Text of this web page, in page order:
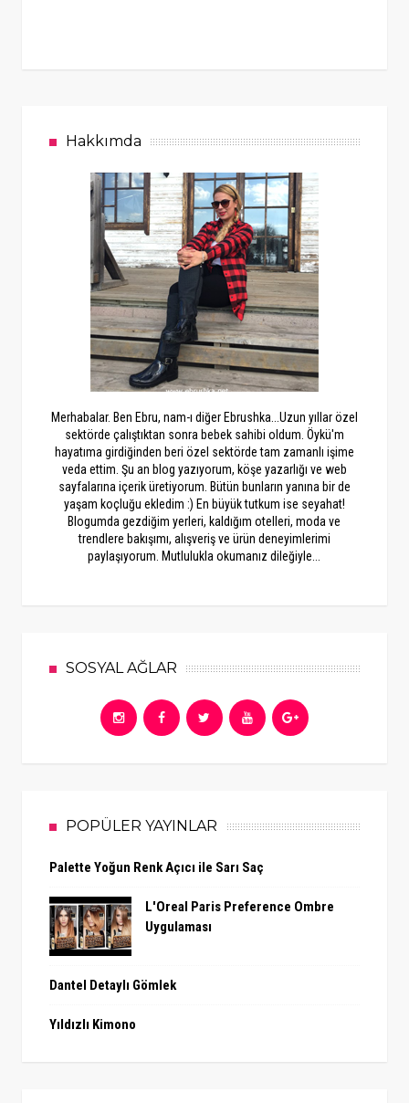
Hakkımda
Merhabalar. Ben Ebru, nam-ı diğer Ebrushka...Uzun yıllar özel
sektörde çalıştıktan sonra bebek sahibi oldum. Öykü'm
hayatıma girdiğinden beri özel sektörde tam zamanlı işime
veda ettim. Şu an blog yazıyorum, köşe yazarlığı ve web
sayfalarına içerik üretiyorum. Bütün bunların yanına bir de
yaşam koçluğu ekledim :) En büyük tutkum ise seyahat!
Blogumda gezdiğim yerleri, kaldığım otelleri, moda ve
trendlere bakışımı, alışveriş ve ürün deneyimlerimi
paylaşıyorum. Mutlulukla okumanız dileğiyle...
SOSYAL AĞLAR
POPÜLER YAYINLAR
Palette Yoğun Renk Açıcı ile Sarı Saç
L'Oreal Paris Preference Ombre
Uygulaması
Dantel Detaylı Gömlek
Yıldızlı Kimono